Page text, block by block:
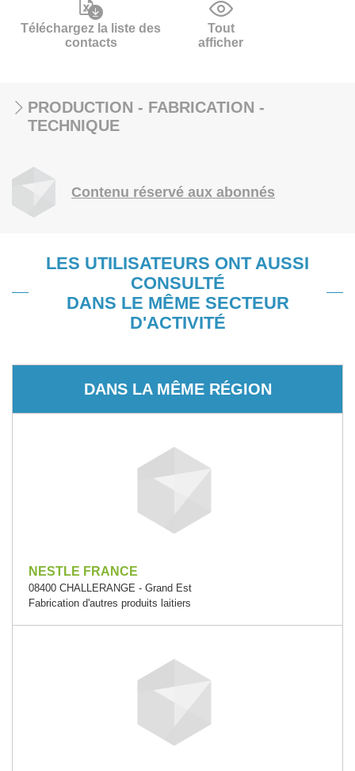
Téléchargez la liste des
contacts
Tout
afficher
PRODUCTION - FABRICATION -
TECHNIQUE
Contenu réservé aux abonnés
LES UTILISATEURS ONT AUSSI
CONSULTÉ
DANS LE MÊME SECTEUR
D'ACTIVITÉ
DANS LA MÊME RÉGION
NESTLE FRANCE
08400 CHALLERANGE - Grand Est
Fabrication d'autres produits laitiers